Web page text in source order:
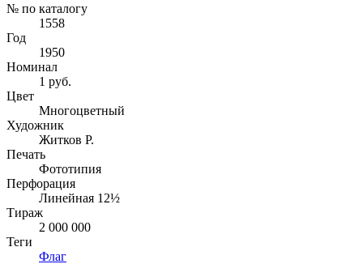
№ по каталогу
1558
Год
1950
Номинал
1 руб.
Цвет
Многоцветный
Художник
Житков Р.
Печать
Фототипия
Перфорация
Линейная 12½
Тираж
2 000 000
Теги
Флаг